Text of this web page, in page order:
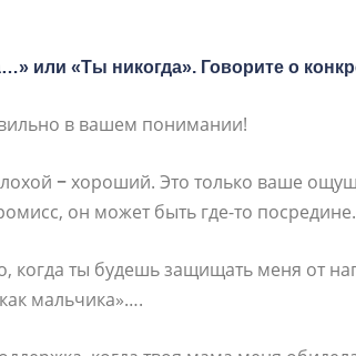
или «Ты никогда». Говорите о
в вашем понимании!
−хороший. Это только ваше
он может быть где-то посредине.
когда ты будешь защищать меня от
мальчика»….